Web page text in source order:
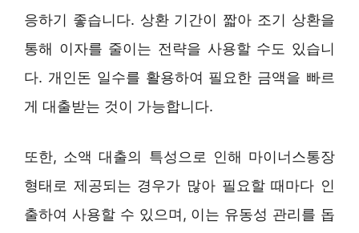
응하기 좋습니다. 상환 기간이 짧아 조기 상환을
통해 이자를 줄이는 전략을 사용할 수도 있습니
다. 개인돈 일수를 활용하여 필요한 금액을 빠르
게 대출받는 것이 가능합니다.
또한, 소액 대출의 특성으로 인해 마이너스통장
형태로 제공되는 경우가 많아 필요할 때마다 인
출하여 사용할 수 있으며, 이는 유동성 관리를 돕